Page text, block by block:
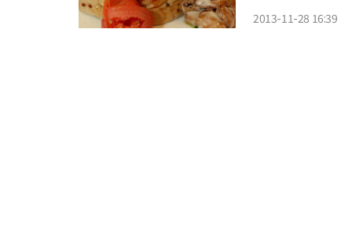
2013-11-28 16:39